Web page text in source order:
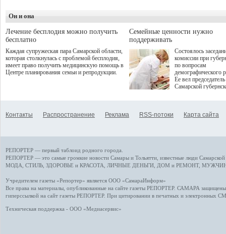
определенными
К ним можно
возникающие при
данными
более динамичного
проникновения
сегмент
отраслевое
рассказала Ольга
ходе сессии
качества жизни" в
ПМЭФ 2025. В
РФ Михаил
представители
Государственной
Он и она
Лечение бесплодия можно получить
бесплатно
Каждая супружеская пара Самарской области,
которая столкнулась с проблемой бесплодия,
имеет право получить медицинскую помощь в
Центре планирования семьи и репродукции.
Семейные ценности нужно
поддерживать
Состоялось
комиссии при
по вопросам
демографического
Ее вел председатель
Самарской
Контакты Распространение Реклама RSS-потоки Карта сайта
РЕПОРТЕР — первый таблоид родного города.
РЕПОРТЕР — это самые громкие новости Самары и Тольятти, известные люди
МОДА, СТИЛЬ ЗДОРОВЬЕ и КРАСОТА ЛИЧНЫЕ ДЕНЬГИ ДОМ и РЕМОНТ,
Учредителем газеты «Репортер» является ООО «СамараИнформ»
Все права на материалы, опубликованные на сайте газеты РЕПОРТЕР. САМАРА защищены.
гиперссылкой на сайт газеты РЕПОРТЕР. При цитировании в печатных и электронных
Техническая поддержка - ООО «Медиасервис»